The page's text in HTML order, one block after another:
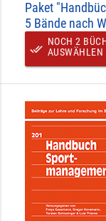
Paket
5 Bände nach
done_all
NOCH 2
AUSWÄHLEN